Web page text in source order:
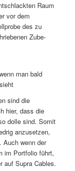
Raum
vor dem
des zu
Zube-
man bald
sind die
hier, dass die
dolle sind. Somit
anzusetzen,
wenn der
im Portfolio führt,
auf Supra Cables.